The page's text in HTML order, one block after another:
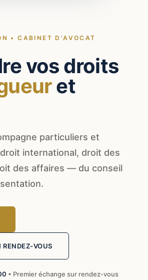
• CABINET D'AVOCAT
vos droits
et
particuliers et
international, droit des
des affaires — du conseil
RENDEZ-VOUS
• Premier échange sur rendez-vous